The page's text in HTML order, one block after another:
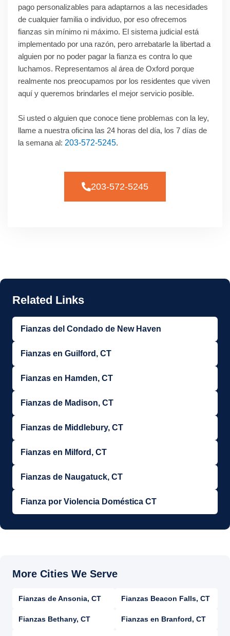
pago personalizables para adaptarnos a las necesidades
de cualquier familia o individuo, por eso ofrecemos
fianzas sin mínimo ni máximo. El sistema judicial está
implementado por una razón, pero arrebatarle la libertad a
alguien por no poder pagar la fianza es contra lo que
luchamos. Representamos al área de Oxford porque
realmente nos preocupamos por los residentes que viven
aquí y queremos brindarles el mejor servicio posible.
Si usted o alguien que conoce tiene problemas con la ley,
llame a nuestra oficina las 24 horas del día, los 7 días de
la semana al: 203-572-5245.
203-572-5245
Fianzas del Condado de New Haven
Fianzas en Guilford, CT
Fianzas en Hamden, CT
Fianzas de Madison, CT
Fianzas de Middlebury, CT
Fianzas en Milford, CT
Fianzas de Naugatuck, CT
Fianza por Violencia Doméstica CT
Fianzas de Ansonia, CT Fianzas Beacon Falls, CT
Fianzas Bethany, CT Fianzas en Branford, CT